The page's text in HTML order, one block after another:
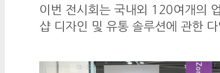
이번 전시회는 국내외 120여개의
샵 디자인 및 유통 솔루션에 관한